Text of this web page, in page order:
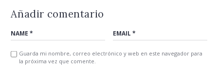
Añadir comentario
Guarda mi nombre, correo electrónico y web en este navegador para
la próxima vez que comente.